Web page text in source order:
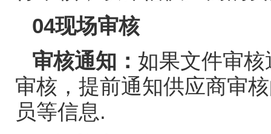
04现场审核
审核通知： 如果文件审
审核，提前通知供应商审
员等信息.